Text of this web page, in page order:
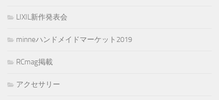
LIXIL新作発表会
minneハンドメイドマーケット2019
RCmag掲載
アクセサリー